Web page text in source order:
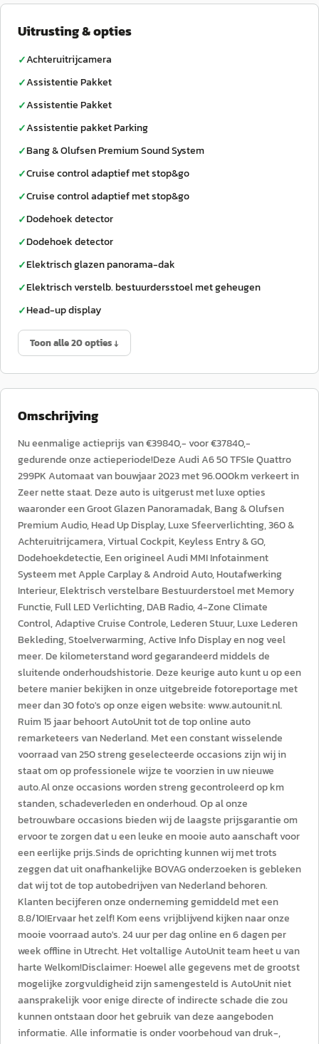
Uitrusting & opties
✓Achteruitrijcamera
✓Assistentie Pakket
✓Assistentie Pakket
✓Assistentie pakket Parking
✓Bang & Olufsen Premium Sound System
✓Cruise control adaptief met stop&go
✓Cruise control adaptief met stop&go
✓Dodehoek detector
✓Dodehoek detector
✓Elektrisch glazen panorama-dak
✓Elektrisch verstelb. bestuurdersstoel met geheugen
✓Head-up display
Toon alle 20 opties ↓
Omschrijving
Nu eenmalige actieprijs van €39840,- voor €37840,-
gedurende onze actieperiode!Deze Audi A6 50 TFSIe Quattro
299PK Automaat van bouwjaar 2023 met 96.000km verkeert in
Zeer nette staat. Deze auto is uitgerust met luxe opties
waaronder een Groot Glazen Panoramadak, Bang & Olufsen
Premium Audio, Head Up Display, Luxe Sfeerverlichting, 360 &
Achteruitrijcamera, Virtual Cockpit, Keyless Entry & GO,
Dodehoekdetectie, Een origineel Audi MMI Infotainment
Systeem met Apple Carplay & Android Auto, Houtafwerking
Interieur, Elektrisch verstelbare Bestuurderstoel met Memory
Functie, Full LED Verlichting, DAB Radio, 4-Zone Climate
Control, Adaptive Cruise Controle, Lederen Stuur, Luxe Lederen
Bekleding, Stoelverwarming, Active Info Display en nog veel
meer. De kilometerstand word gegarandeerd middels de
sluitende onderhoudshistorie. Deze keurige auto kunt u op een
betere manier bekijken in onze uitgebreide fotoreportage met
meer dan 30 foto's op onze eigen website: www.autounit.nl.
Ruim 15 jaar behoort AutoUnit tot de top online auto
remarketeers van Nederland. Met een constant wisselende
voorraad van 250 streng geselecteerde occasions zijn wij in
staat om op professionele wijze te voorzien in uw nieuwe
auto.Al onze occasions worden streng gecontroleerd op km
standen, schadeverleden en onderhoud. Op al onze
betrouwbare occasions bieden wij de laagste prijsgarantie om
ervoor te zorgen dat u een leuke en mooie auto aanschaft voor
een eerlijke prijs.Sinds de oprichting kunnen wij met trots
zeggen dat uit onafhankelijke BOVAG onderzoeken is gebleken
dat wij tot de top autobedrijven van Nederland behoren.
Klanten becijferen onze onderneming gemiddeld met een
8.8/10!Ervaar het zelf! Kom eens vrijblijvend kijken naar onze
mooie voorraad auto's. 24 uur per dag online en 6 dagen per
week offline in Utrecht. Het voltallige AutoUnit team heet u van
harte Welkom!Disclaimer: Hoewel alle gegevens met de grootst
mogelijke zorgvuldigheid zijn samengesteld is AutoUnit niet
aansprakelijk voor enige directe of indirecte schade die zou
kunnen ontstaan door het gebruik van deze aangeboden
informatie. Alle informatie is onder voorbehoud van druk-,